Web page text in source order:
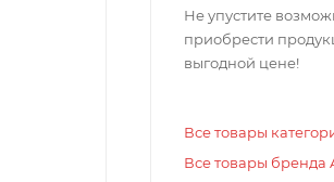
Не упустите
приобрести
выгодной цене!
Все товары
Все товары бренда